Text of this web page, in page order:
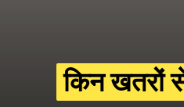
किन खतरों
किन खतरों